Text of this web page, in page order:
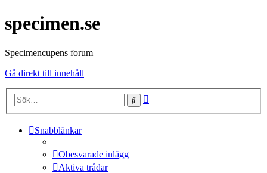
specimen.se
Specimencupens forum
Gå direkt till innehåll
Sök
Snabblänkar
Obesvarade inlägg
Aktiva trådar